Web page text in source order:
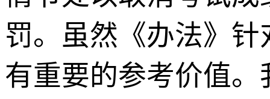
罚。虽然《办法》
有重要的参考价值